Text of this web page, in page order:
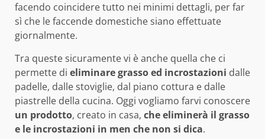
facendo coincidere tutto nei minimi dettagli, per far
sì che le faccende domestiche siano effettuate
giornalmente.
Tra queste sicuramente vi è anche quella che ci
permette di eliminare grasso ed incrostazioni dalle
padelle, dalle stoviglie, dal piano cottura e dalle
piastrelle della cucina. Oggi vogliamo farvi conoscere
un prodotto, creato in casa, che eliminerà il grasso
e le incrostazioni in men che non si dica.